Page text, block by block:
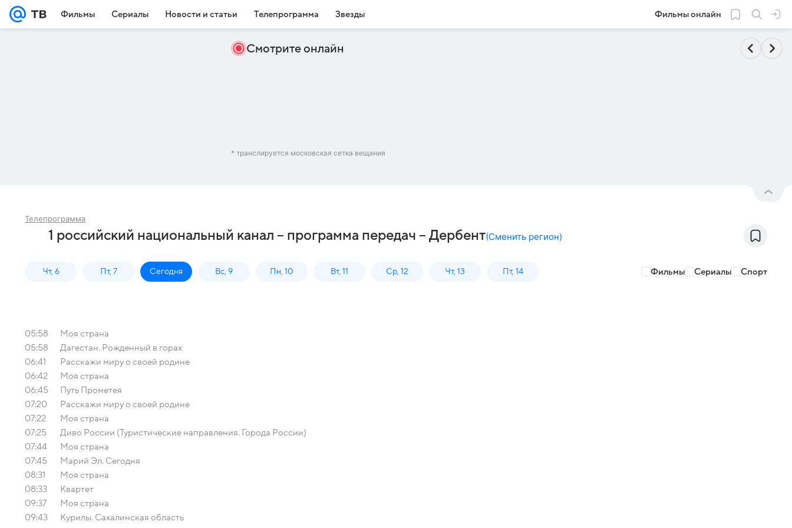
Фильмы Сериалы Новости и статьи Телепрограмма Звезды Фильмы онлайн
Смотрите онлайн
* транслируется московская сетка вещания
Телепрограмма
1 российский национальный канал – программа передач – Дербент(Сменить регион)
Чт, 6 Пт, 7 Сегодня Вс, 9 Пн, 10 Вт, 11 Ср, 12 Чт, 13 Пт, 14 Фильмы Сериалы Спорт
05:58
Моя страна
05:58
Дагестан. Рожденный в горах
06:41
Расскажи миру о своей родине
06:42
Моя страна
06:45
Путь Прометея
07:20
Расскажи миру о своей родине
07:22
Моя страна
07:25
Диво России (Туристические направления. Города России)
07:44
Моя страна
07:45
Марий Эл. Сегодня
08:31
Моя страна
08:33
Квартет
09:37
Моя страна
09:43
Курилы. Сахалинская область